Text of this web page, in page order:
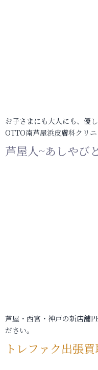
お子さまにも大人にも、優
OTTO南芦屋浜皮膚科クリニ
芦屋人~あしやび
芦屋・西宮・神戸の新店舗
ださい。
トレファク出張買